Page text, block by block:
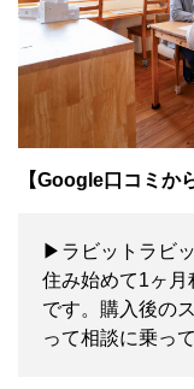
【Google口コミか
▶ラビットラビ
住み始めて1ヶ
です。購入後の
って相談に乗っ